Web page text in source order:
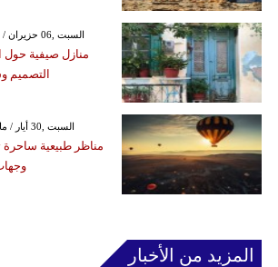
GMT 15:36 2026 السبت ,06 حزيران / يونيو
منازل صيفية حول
التصميم
GMT 17:30 2026 السبت ,30 أيار / مايو
مناظر طبيعية ساحرة
المزيد من الأخبار